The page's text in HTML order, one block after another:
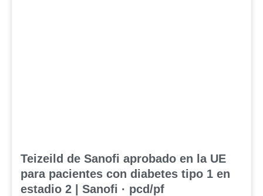
Teizeild de Sanofi aprobado en la UE
para pacientes con diabetes tipo 1 en
estadio 2 | Sanofi · pcd/pf